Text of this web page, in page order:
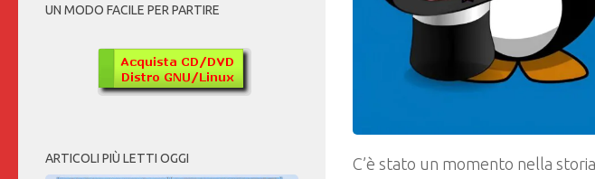
C’è stato un momento nella
UN MODO FACILE PER PARTIRE
ARTICOLI PIÙ LETTI OGGI